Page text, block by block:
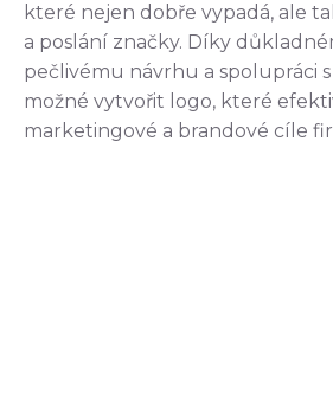
které nejen dobře vypadá, ale
a poslání značky. Díky
pečlivému návrhu a spolupráci
možné vytvořit logo, které
marketingové a brandové cíle